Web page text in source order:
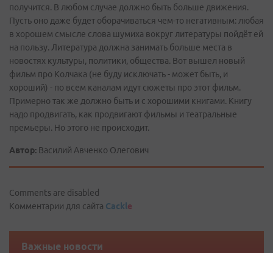
получится. В любом случае должно быть больше движения.
Пусть оно даже будет оборачиваться чем-то негативным: любая
в хорошем смысле слова шумиха вокруг литературы пойдёт ей
на пользу. Литература должна занимать больше места в
новостях культуры, политики, общества. Вот вышел новый
фильм про Колчака (не буду исключать - может быть, и
хороший) - по всем каналам идут сюжеты про этот фильм.
Примерно так же должно быть и с хорошими книгами. Книгу
надо продвигать, как продвигают фильмы и театральные
премьеры. Но этого не происходит.
Автор: Василий Авченко Олегович
Comments are disabled
Комментарии для сайта Cackle
Важные новости